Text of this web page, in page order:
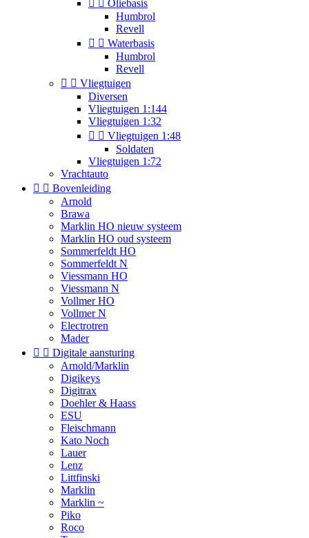
Oliebasis
Humbrol
Revell
  Waterbasis
Humbrol
Revell
  Vliegtuigen
Diversen
Vliegtuigen 1:144
Vliegtuigen 1:32
  Vliegtuigen 1:48
Soldaten
Vliegtuigen 1:72
Vrachtauto
  Bovenleiding
Arnold
Brawa
Marklin HO nieuw systeem
Marklin HO oud systeem
Sommerfeldt HO
Sommerfeldt N
Viessmann HO
Viessmann N
Vollmer HO
Vollmer N
Electrotren
Mader
  Digitale aansturing
Arnold/Marklin
Digikeys
Digitrax
Doehler & Haass
ESU
Fleischmann
Kato Noch
Lauer
Lenz
Littfinski
Marklin
Marklin ~
Piko
Roco